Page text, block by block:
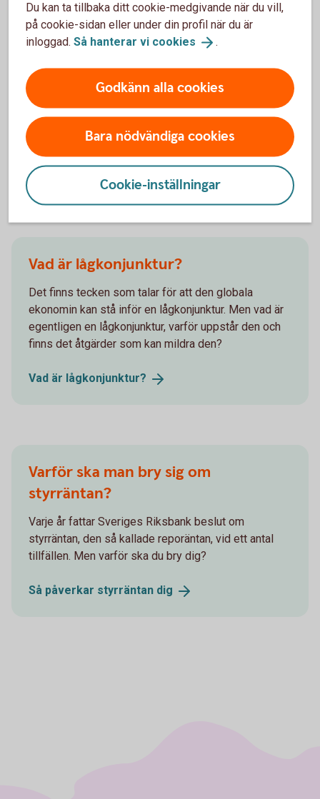
på en samhällsnivå kan det på sikt leda till hög
inflation och dyrare varor och tjänster. Ett sådant
förhöjt kostnadsläge kan i förlängningen innebära
tvingas avskeda. Om fler blir arbetslösa minskar
den sammanlagda konsumtionen i landet och
tillväxten minskar, vilket ytterligare kan spä på den
negativa utvecklingen. Så att hålla inflationen i
schack, är en delikat balansgång.
Andra läser också
Vad är lågkonjunktur?
Det finns tecken som talar för att den globala
ekonomin kan stå inför en lågkonjunktur. Men vad är
egentligen en lågkonjunktur, varför uppstår den och
finns det åtgärder som kan mildra den?
Vad är lågkonjunktur?
Varför ska man bry sig om
styrräntan?
Varje år fattar Sveriges Riksbank beslut om
styrräntan, den så kallade reporäntan, vid ett antal
tillfällen. Men varför ska du bry dig?
Så påverkar styrräntan dig
Du kan ta tillbaka ditt cookie-medgivande när du vill,
på cookie-sidan eller under din profil när du är
inloggad. Så hanterar vi cookies .
Godkänn alla cookies
Bara nödvändiga cookies
Cookie-inställningar